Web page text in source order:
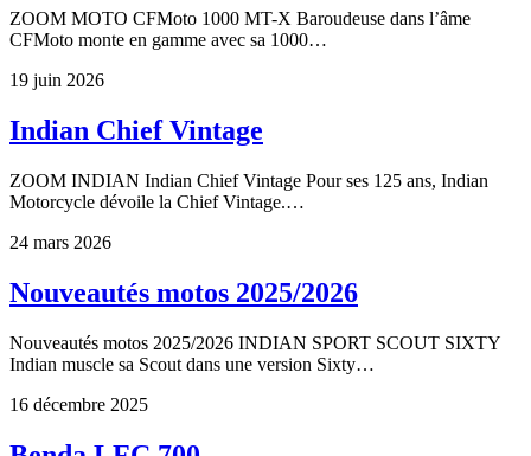
ZOOM MOTO CFMoto 1000 MT-X Baroudeuse dans l’âme
CFMoto monte en gamme avec sa 1000…
19 juin 2026
Indian Chief Vintage
ZOOM INDIAN Indian Chief Vintage Pour ses 125 ans, Indian
Motorcycle dévoile la Chief Vintage.…
24 mars 2026
Nouveautés motos 2025/2026
Nouveautés motos 2025/2026 INDIAN SPORT SCOUT SIXTY
Indian muscle sa Scout dans une version Sixty…
16 décembre 2025